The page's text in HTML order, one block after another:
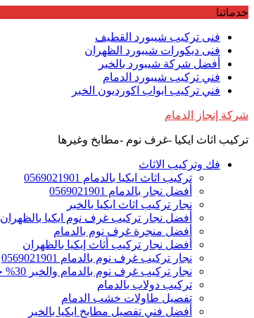
Skip
content
خدماتنا
فنى تركيب شيبورد القطيف
فنى ديكورات شيبورد الظهران
أفضل شركة شيبورد بالخبر
فني تركيب شيبورد الدمام
فني تركيب ابواب اكورديون الخبر
شركة إنجاز الدمام
تركيب اثاث ايكيا -غرف نوم -مطابخ وغيرها
فك وتركيب الاثاث
تركيب اثاث ايكيا بالدمام 0569021901
أفضل نجار بالدمام 0569021901
نجار تركيب اثاث ايكيا بالخبر
أفضل نجار تركيب غرف نوم ايكيا بالظهران
أفضل منجرة غرف نوم بالدمام
أفضل نجار تركيب أثاث إيكيا بالظهران
نجار تركيب غرف نوم بالدمام 0569021901
نجار تركيب غرف نوم بالدمام والخبر 30% خصم
تركيب دولاب بالدمام
تفصيل طاولات خشب الدمام
أفضل فني تفصيل مطابخ ايكيا بالخبر